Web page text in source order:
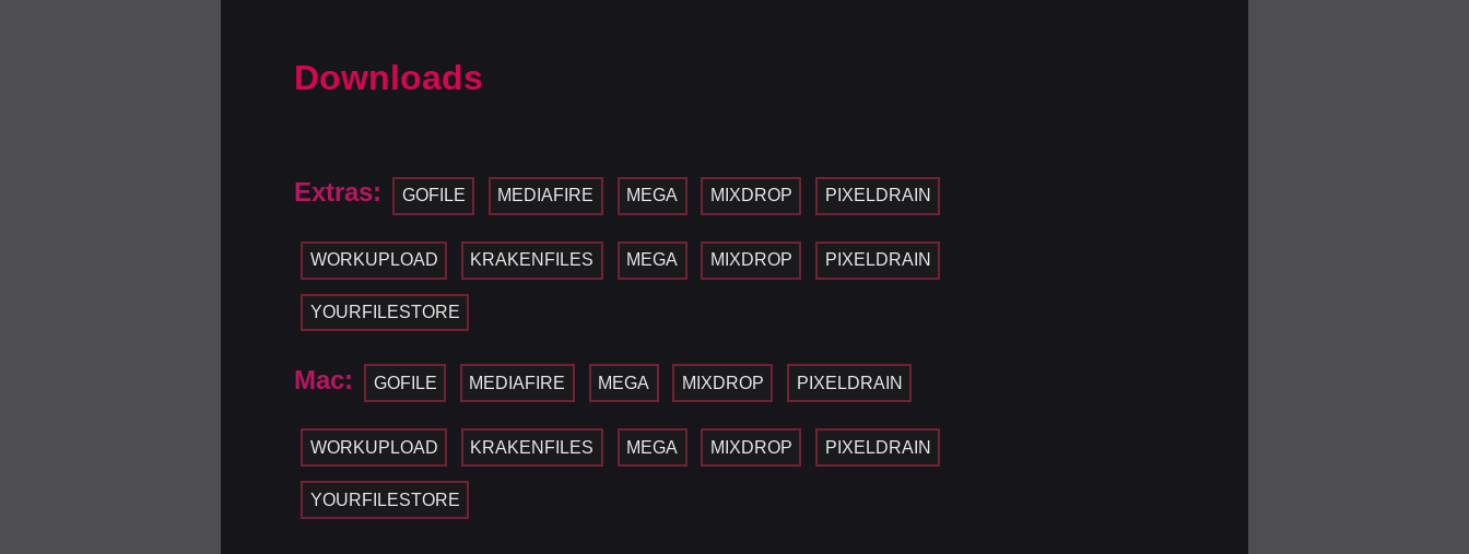
Downloads
Extras: GOFILE MEDIAFIRE MEGA MIXDROP PIXELDRAIN
WORKUPLOAD KRAKENFILES MEGA MIXDROP PIXELDRAIN
YOURFILESTORE
Mac: GOFILE MEDIAFIRE MEGA MIXDROP PIXELDRAIN
WORKUPLOAD KRAKENFILES MEGA MIXDROP PIXELDRAIN
YOURFILESTORE